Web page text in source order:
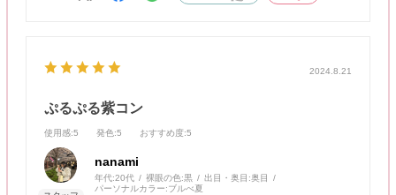
2024.8.21
ぷるぷる紫コン
使用感:5 発色:5 おすすめ度:5
nanami
年代:20代 裸眼の色:黒 出目・奥目:奥目
パーソナルカラー:ブルべ夏